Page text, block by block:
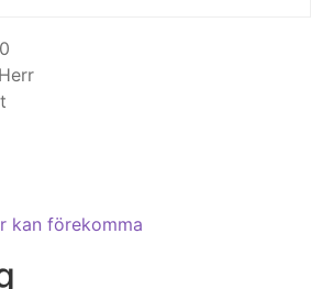
Herr
kan förekomma